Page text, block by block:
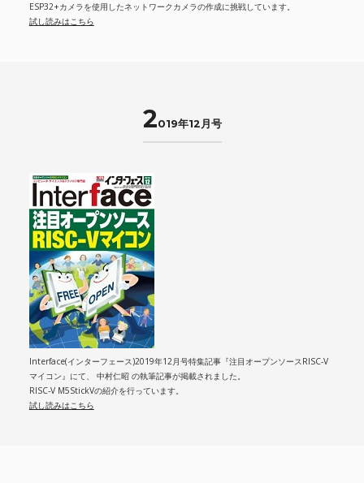
ESP32+カメラを使用したネットワークカメラの作成に挑戦しています。
試し読みはこちら
2019年12月号
Interface(インターフェース)2019年12月号特集記事『注目オープンソースRISC-V
マイコン』にて、 中村仁昭 の執筆記事が掲載されました。
RISC-V M5StickVの紹介を行っています。
試し読みはこちら